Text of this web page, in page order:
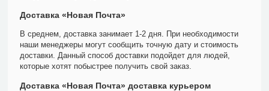
Доставка «Новая Почта»
В среднем, доставка занимает 1-2 дня. При необходимости
наши менеджеры могут сообщить точную дату и стоимость
доставки. Данный способ доставки подойдет для людей,
которые хотят побыстрее получить свой заказ.
Доставка «Новая Почта» доставка курьером